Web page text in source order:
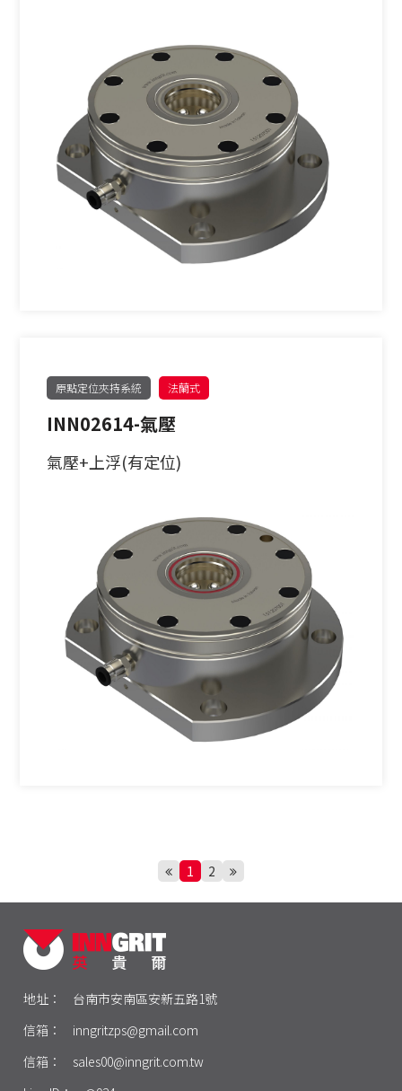
原點定位夾持系統 法蘭式
INN02614-氣壓
氣壓+上浮(有定位)
1 2
地址：
台南市安南區安新五路1號
信箱：
inngritzps@gmail.com
信箱：
sales00@inngrit.com.tw